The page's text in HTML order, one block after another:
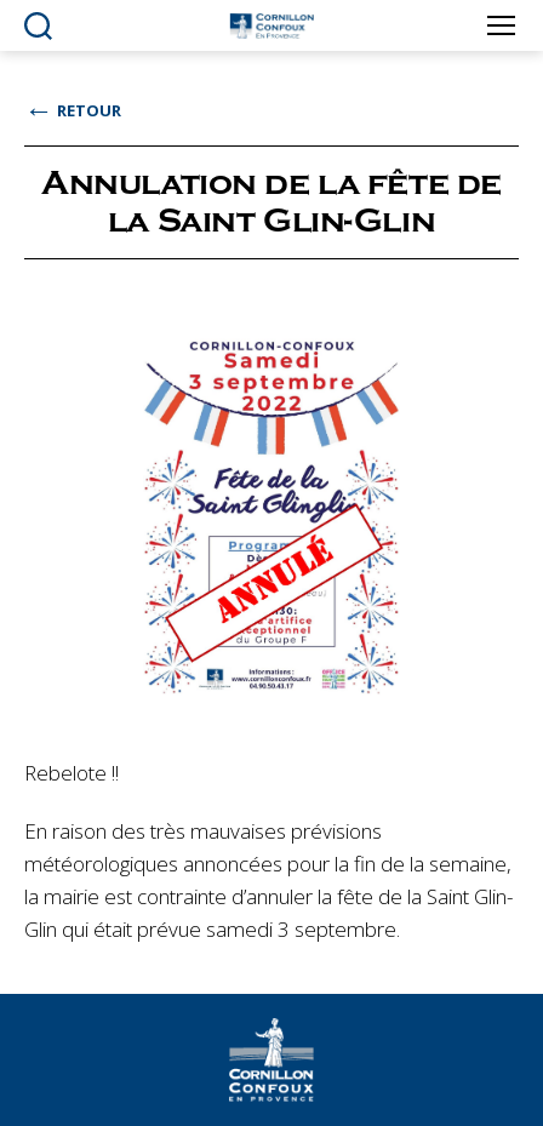
Ville
en
Provence
← RETOUR
Annulation de la fête de
la Saint Glin-Glin
Rebelote !!
En raison des très mauvaises prévisions
météorologiques annoncées pour la fin de la semaine,
la mairie est contrainte d’annuler la fête de la Saint Glin-
Glin qui était prévue samedi 3 septembre.